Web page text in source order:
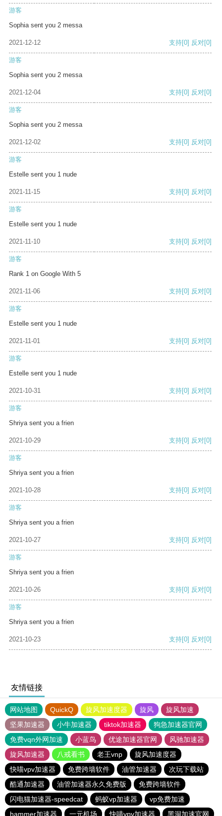
游客
Sophia sent you 2 messa
2021-12-12 支持[0] 反对[0]
游客
Sophia sent you 2 messa
2021-12-04 支持[0] 反对[0]
游客
Sophia sent you 2 messa
2021-12-02 支持[0] 反对[0]
游客
Estelle sent you 1 nude
2021-11-15 支持[0] 反对[0]
游客
Estelle sent you 1 nude
2021-11-10 支持[0] 反对[0]
游客
Rank 1 on Google With 5
2021-11-06 支持[0] 反对[0]
游客
Estelle sent you 1 nude
2021-11-01 支持[0] 反对[0]
游客
Estelle sent you 1 nude
2021-10-31 支持[0] 反对[0]
游客
Shriya sent you a frien
2021-10-29 支持[0] 反对[0]
游客
Shriya sent you a frien
2021-10-28 支持[0] 反对[0]
游客
Shriya sent you a frien
2021-10-27 支持[0] 反对[0]
游客
Shriya sent you a frien
2021-10-26 支持[0] 反对[0]
游客
Shriya sent you a frien
2021-10-23 支持[0] 反对[0]
友情链接
网站地图 QuickQ 旋风加速度器 旋风
旋风加速
坚果加速器
小牛加速器 tiktok加速器
狗急加速器官网
免费vqn外网加速
小蓝鸟 优途加速器官网
风驰加速器
旋风加速器
八戒看书 老王vnp
旋风加速度器
快喵vpv加速器
免费跨墙软件 油管加速器
次玩下载站
酷通加速器
油管加速器永久免费版
免费跨墙软件
闪电猫加速器-speedcat
蚂蚁vp加速器
vp免费加速
hammer加速器
一元机场 快喵vpv加速器 黑洞加速官网